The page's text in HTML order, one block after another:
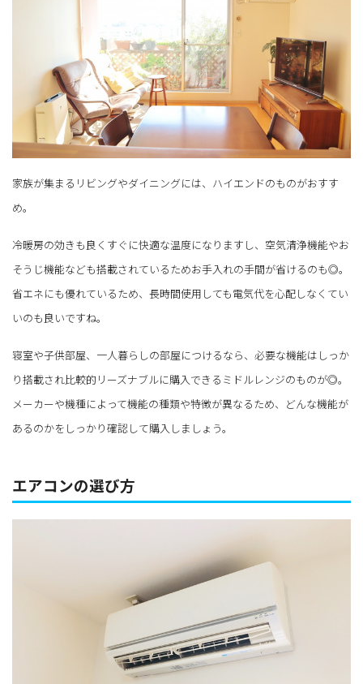
家族が集まるリビングやダイニングには、ハイエンドのものがおすす
め。
冷暖房の効きも良くすぐに快適な温度になりますし、空気清浄機能やお
そうじ機能なども搭載されているためお手入れの手間が省けるのも◎。
省エネにも優れているため、長時間使用しても電気代を心配しなくてい
いのも良いですね。
寝室や子供部屋、一人暮らしの部屋につけるなら、必要な機能はしっか
り搭載され比較的リーズナブルに購入できるミドルレンジのものが◎。
メーカーや機種によって機能の種類や特徴が異なるため、どんな機能が
あるのかをしっかり確認して購入しましょう。
エアコンの選び方